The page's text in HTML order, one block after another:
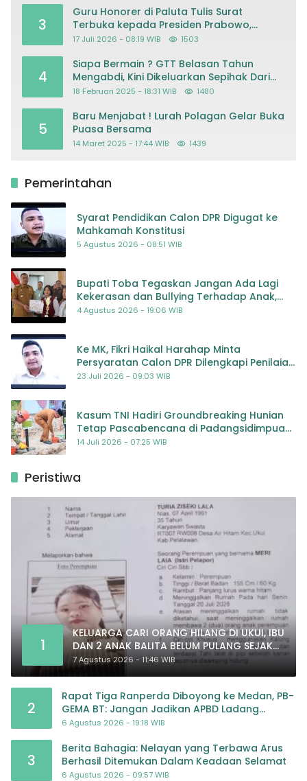
3
Guru Honorer di Paluta Tulis Surat
Terbuka kepada Presiden Prabowo,
Mohon Keadilan atas Dugaan
17 Juli 2026 - 08:19 WIB 1503
4
Siapa Bermain ? GTT Belasan Tahun
Mengabdi, Kini Dikeluarkan Sepihak Dari
Dapodik
18 Februari 2025 - 18:31 WIB 1480
5
Baru Menjabat ! Lurah Polagan Gelar Buka
Puasa Bersama
14 Maret 2025 - 17:44 WIB 1439
Pemerintahan
Syarat Pendidikan Calon DPR Digugat ke
Mahkamah Konstitusi
5 Agustus 2026 - 08:51 WIB
Bupati Toba Tegaskan Jangan Ada Lagi
Kekerasan dan Bullying Terhadap Anak,
Dorong Kolaborasi Seluruh Pihak
4 Agustus 2026 - 19:06 WIB
Ke MK, Fikri Haikal Harahap Minta
Persyaratan Calon DPR Dilengkapi Penilaian
Kompetensi
23 Juli 2026 - 09:03 WIB
Kasum TNI Hadiri Groundbreaking Hunian
Tetap Pascabencana di Padangsidimpuan,
Harapan Baru bagi Penyintas
14 Juli 2026 - 07:25 WIB
Peristiwa
1
KELUARGA CARI ORANG HILANG DI UKUI, IBU
DAN 2 ANAK BALITA BELUM PULANG SEJAK
20 JULI 2026
7 Agustus 2026 - 11:46 WIB
2
Rapat Tiga Ranperda Diboyong ke Medan, PB-
GEMA BT: Jangan Jadikan APBD Ladang
Pembiayaan yang Tak Perlu
6 Agustus 2026 - 19:18 WIB
3
Berita Bahagia: Nelayan yang Terbawa Arus
Berhasil Ditemukan Dalam Keadaan Selamat
6 Agustus 2026 - 09:57 WIB